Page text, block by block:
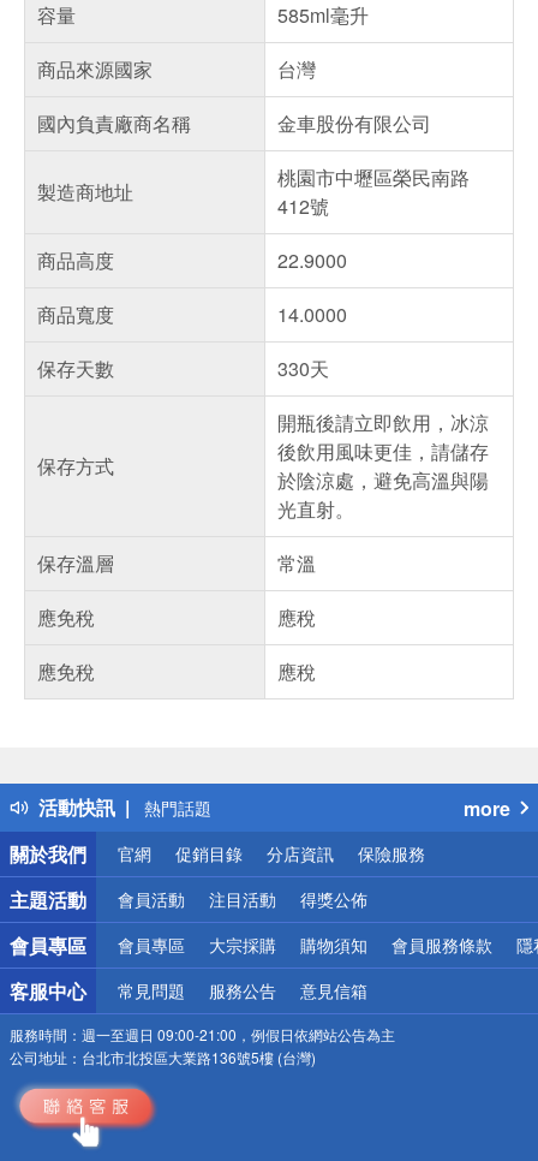
容量
585ml毫升
商品來源國家
台灣
國內負責廠商名稱
金車股份有限公司
製造商地址
桃園市中壢區榮民南路
412號
商品高度
22.9000
商品寬度
14.0000
保存天數
330天
保存方式
開瓶後請立即飲用，冰涼
後飲用風味更佳，請儲存
於陰涼處，避免高溫與陽
光直射。
保存溫層
常溫
應免稅
應稅
應免稅
應稅
活動快訊
得獎公告
熱門話題
銀行優惠
偏遠地區配送
詐騙網頁！請小心！
more
關於我們
官網 促銷目錄 分店資訊 保險服務
主題活動 會員活動 注目活動 得獎公佈
會員專區 會員專區 大宗採購 購物須知 會員服務條款 隱
客服中心 常見問題 服務公告 意見信箱
服務時間： 週一至週日 09:00-21:00，例假日依網站公告為主
公司地址： 台北市北投區大業路136號5樓 (台灣)